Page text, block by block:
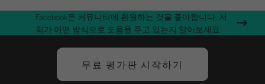
Facebook은 커뮤니티에 환원하는 것을 좋아합니다. 저
희가 어떤 방식으로 도움을 주고 있는지 알아보세요.
무료 평가판 시작하기